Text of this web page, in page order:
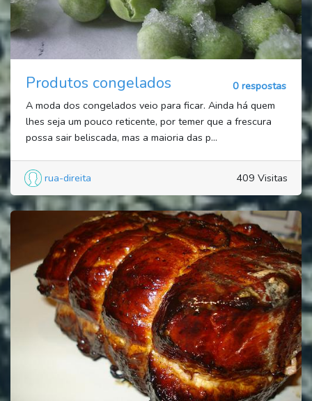
Produtos congelados
0 respostas
A moda dos congelados veio para ficar. Ainda há quem
lhes seja um pouco reticente, por temer que a frescura
possa sair beliscada, mas a maioria das p...
rua-direita 409 Visitas